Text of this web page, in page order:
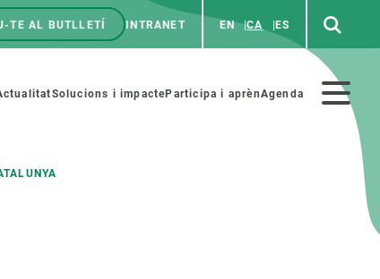
TE AL BUTLLETÍ INTRANET EN CA ES
Solucions i impacteParticipa i aprènAgenda